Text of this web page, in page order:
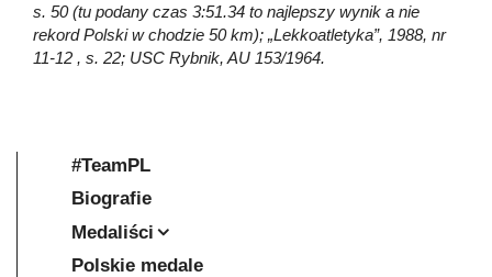
s. 50 (tu podany czas 3:51.34 to najlepszy wynik a nie
rekord Polski w chodzie 50 km); „Lekkoatletyka”, 1988, nr
11-12 , s. 22; USC Rybnik, AU 153/1964.
#TeamPL
Biografie
Medaliści
Polskie medale